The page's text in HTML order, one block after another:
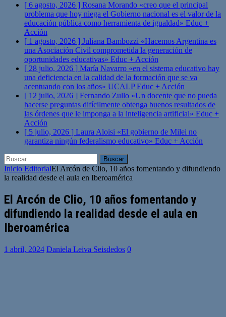
[ 6 agosto, 2026 ] Rosana Morando «creo que el principal
problema que hoy niega el Gobierno nacional es el valor de la
educación pública como herramienta de igualdad» Educ +
Acción
[ 1 agosto, 2026 ] Juliana Bambozzi «Hacemos Argentina es
una Asociación Civil comprometida la generación de
oportunidades educativas» Educ + Acción
[ 28 julio, 2026 ] María Navarro «en el sistema educativo hay
una deficiencia en la calidad de la formación que se va
acentuando con los años» UCALPEduc + Acción
[ 12 julio, 2026 ] Fernando Zullo «Un docente que no pueda
hacerse preguntas difícilmente obtenga buenos resultados de
las órdenes que le imponga a la inteligencia artificial» Educ +
Acción
[ 5 julio, 2026 ] Laura Aloisi «El gobierno de Milei no
garantiza ningún federalismo educativo» Educ + Acción
Buscar:
Inicio EditorialEl Arcón de Clio, 10 años fomentando y difundiendo
la realidad desde el aula en Iberoamérica
El Arcón de Clio, 10 años fomentando y
difundiendo la realidad desde el aula en
Iberoamérica
1 abril, 2024 Daniela Leiva Seisdedos 0